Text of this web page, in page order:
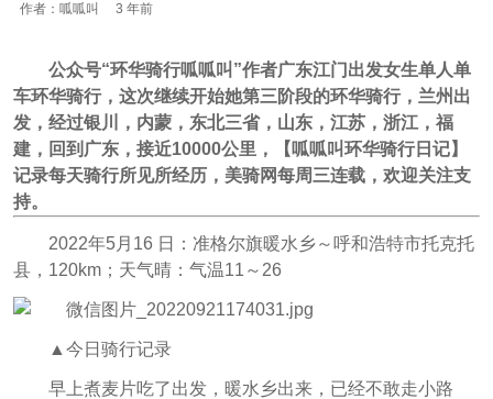
作者：呱呱叫 3 年前
公众号“环华骑行呱呱叫”作者广东江门出发女生单人单
车环华骑行，这次继续开始她第三阶段的环华骑行，兰州出
发，经过银川，内蒙，东北三省，山东，江苏，浙江，福
建，回到广东，接近10000公里，【呱呱叫环华骑行日记】
记录每天骑行所见所经历，美骑网每周三连载，欢迎关注支
持。
2022年5月16 日：准格尔旗暖水乡～呼和浩特市托克托
县，120km；天气晴：气温11～26
▲今日骑行记录
早上煮麦片吃了出发，暖水乡出来，已经不敢走小路